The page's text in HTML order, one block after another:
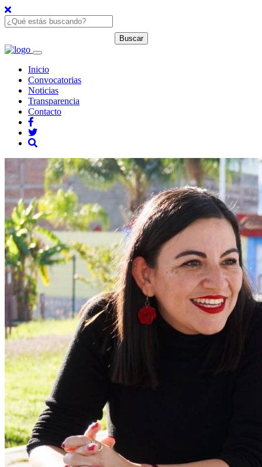
Inicio
Convocatorias
Noticias
Transparencia
Contacto